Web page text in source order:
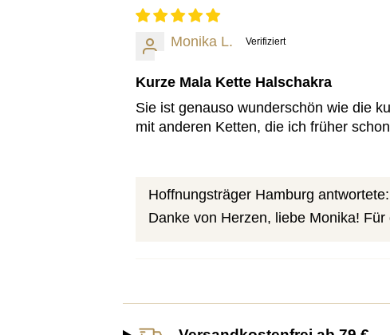
Monika L.
Kurze Mala Kette Halschakra
Sie ist genauso wunderschön wie die
mit anderen Ketten, die ich früher
Hoffnungsträger Hamburg antwortete:
Danke von Herzen, liebe Monika!